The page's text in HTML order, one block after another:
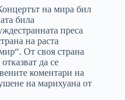
на мира бил
била
преса
на раста
От своя страна
да се
коментари на
на марихуана от